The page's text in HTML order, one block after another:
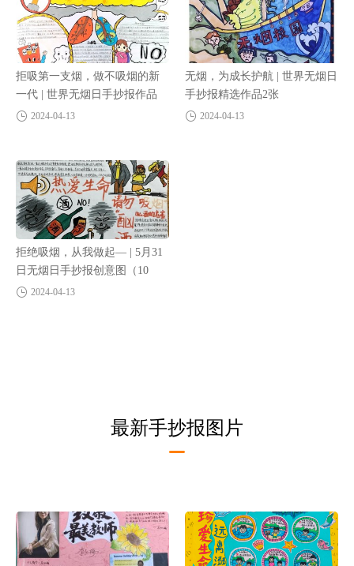
拒吸第一支烟，做不吸烟的新
一代 | 世界无烟日手抄报作品
（10张）
2024-04-13
无烟，为成长护航 | 世界无烟日
手抄报精选作品2张
2024-04-13
拒绝吸烟，从我做起— | 5月31
日无烟日手抄报创意图（10
张）2024-04-13
最新手抄报图片